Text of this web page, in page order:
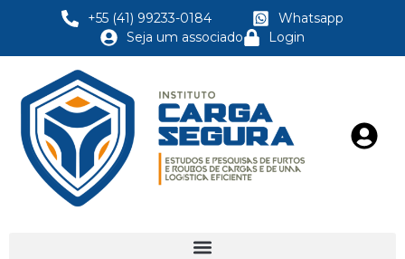
+55 (41) 99233-0184
Whatsapp
Seja um associado
Login